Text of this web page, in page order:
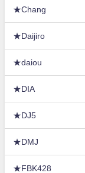
★Chang
★Daijiro
★daiou
★DIA
★DJ5
★DMJ
★FBK428